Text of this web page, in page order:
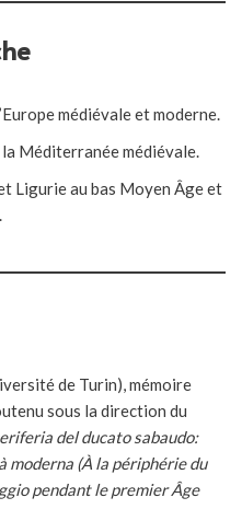
médiévale et moderne.
Méditerranée médiévale.
Ligurie au bas Moyen Âge et
de Turin), mémoire
sous la direction du
del ducato sabaudo:
moderna (À la périphérie du
pendant le premier Âge